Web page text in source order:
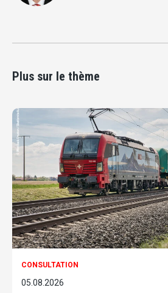
Plus sur le thème
CONSULTATION
05.08.2026